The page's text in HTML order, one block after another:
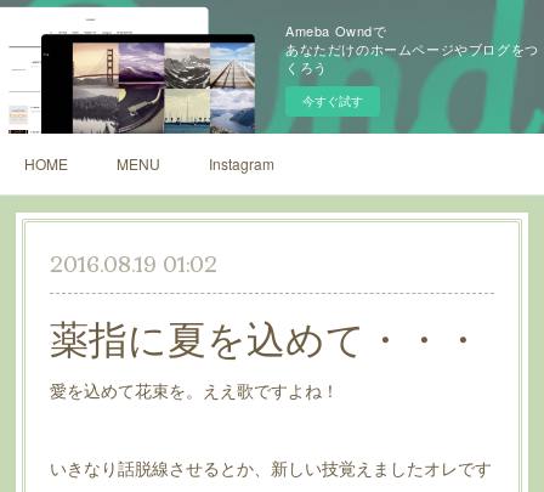
Ameba Owndで
あなただけのホームページやブログをつ
くろう
今すぐ試す
HOME MENU Instagram
2016.08.19 01:02
薬指に夏を込めて・・・
愛を込めて花束を。ええ歌ですよね！
いきなり話脱線させるとか、新しい技覚えましたオレです